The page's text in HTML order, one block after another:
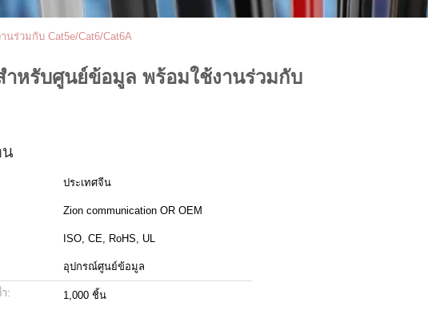
ร่วมกับ Cat5e/Cat6/Cat6A
หรับศูนย์ข้อมูล พร้อมใช้งานร่วมกับ
น
ประเทศจีน
Zion communication OR OEM
ISO, CE, RoHS, UL
อุปกรณ์ศูนย์ข้อมูล
: 1,000 ชิ้น